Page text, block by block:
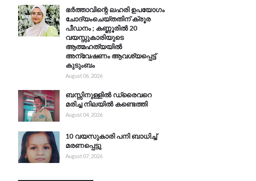
ഭർത്താവിന്റെ ലഹരി ഉപയോഗം
ചോദ്യംചെയ്തതിന് ക്രൂര
പീഡനം ; കണ്ണൂരിൽ 20
വയസ്സുകാരിയുടെ
ആത്മഹത്യയിൽ
അന്വേഷണം ആവശ്യപ്പെട്ട്
കുടുംബം
August 06, 2026
ബസ്സിനുള്ളിൽ ഡ്രൈവറെ
മരിച്ച നിലയിൽ കണ്ടെത്തി
August 04, 2026
10 വയസുകാരി പനി ബാധിച്ച്
മരണപ്പെട്ടു
August 07, 2026